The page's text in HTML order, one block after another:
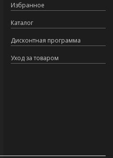
Избранное
Каталог
Дисконтная программа
Уход за товаром